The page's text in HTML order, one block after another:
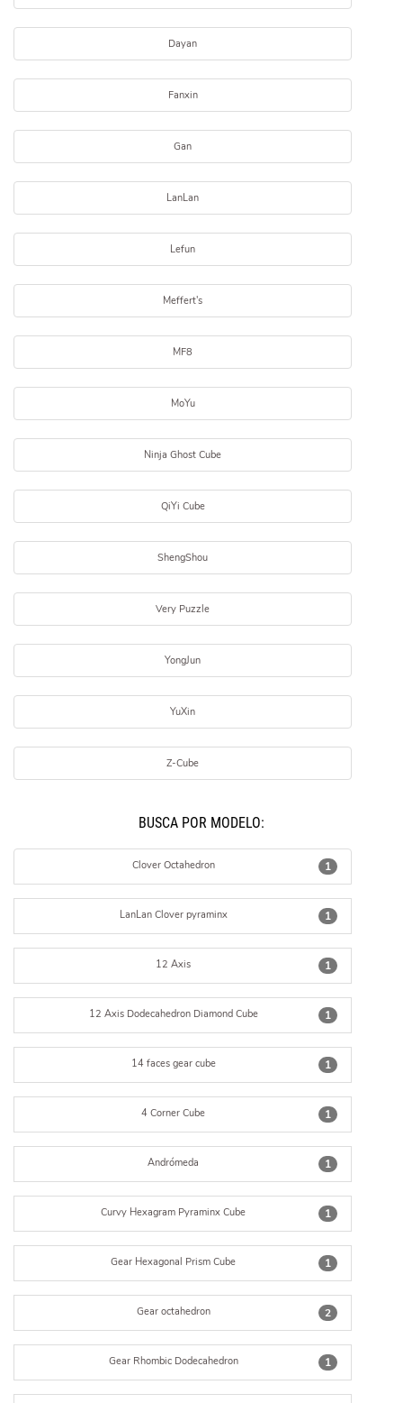
Dayan
Fanxin
Gan
LanLan
Lefun
Meffert's
MF8
MoYu
Ninja Ghost Cube
QiYi Cube
ShengShou
Very Puzzle
YongJun
YuXin
Z-Cube
BUSCÁ POR MODELO:
1
Clover Octahedron
1
LanLan Clover pyraminx
1
12 Axis
1
12 Axis Dodecahedron Diamond Cube
1
14 faces gear cube
1
4 Corner Cube
1
Andrómeda
1
Curvy Hexagram Pyraminx Cube
1
Gear Hexagonal Prism Cube
2
Gear octahedron
1
Gear Rhombic Dodecahedron